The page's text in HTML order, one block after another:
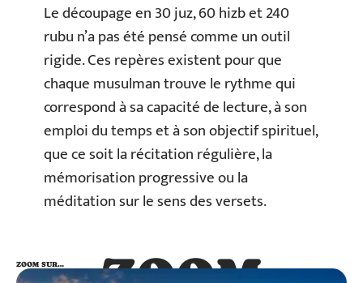
Le découpage en 30 juz, 60 hizb et 240
rubu n’a pas été pensé comme un outil
rigide. Ces repères existent pour que
chaque musulman trouve le rythme qui
correspond à sa capacité de lecture, à son
emploi du temps et à son objectif spirituel,
que ce soit la récitation régulière, la
mémorisation progressive ou la
méditation sur le sens des versets.
ZOOM SUR…